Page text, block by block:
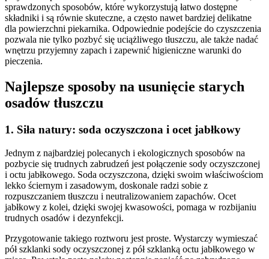
sprawdzonych sposobów, które wykorzystują łatwo dostępne
składniki i są równie skuteczne, a często nawet bardziej delikatne
dla powierzchni piekarnika. Odpowiednie podejście do czyszczenia
pozwala nie tylko pozbyć się uciążliwego tłuszczu, ale także nadać
wnętrzu przyjemny zapach i zapewnić higieniczne warunki do
pieczenia.
Najlepsze sposoby na usunięcie starych
osadów tłuszczu
1. Siła natury: soda oczyszczona i ocet jabłkowy
Jednym z najbardziej polecanych i ekologicznych sposobów na
pozbycie się trudnych zabrudzeń jest połączenie sody oczyszczonej
i octu jabłkowego. Soda oczyszczona, dzięki swoim właściwościom
lekko ściernym i zasadowym, doskonale radzi sobie z
rozpuszczaniem tłuszczu i neutralizowaniem zapachów. Ocet
jabłkowy z kolei, dzięki swojej kwasowości, pomaga w rozbijaniu
trudnych osadów i dezynfekcji.
Przygotowanie takiego roztworu jest proste. Wystarczy wymieszać
pół szklanki sody oczyszczonej z pół szklanką octu jabłkowego w